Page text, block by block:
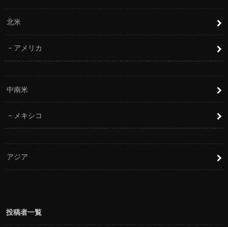
北米
アメリカ
中南米
メキシコ
アジア
投稿者一覧